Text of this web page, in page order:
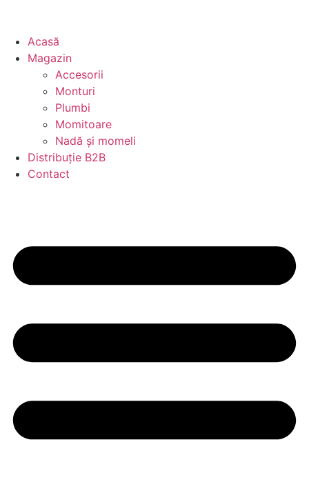
Acasă
Magazin
Accesorii
Monturi
Plumbi
Momitoare
Nadă și momeli
Distribuție B2B
Contact